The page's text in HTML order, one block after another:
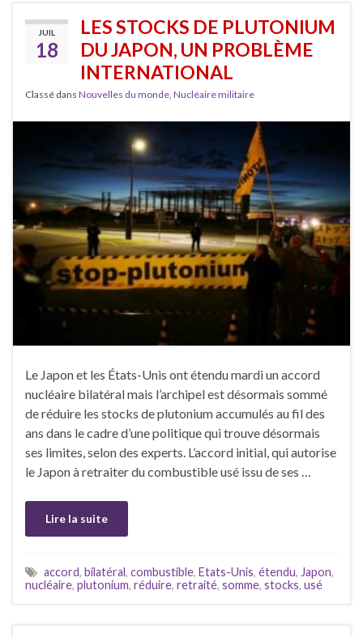
JUIL
18
LES STOCKS DE PLUTONIUM
DU JAPON, UN PROBLÈME
INTERNATIONAL
Classé dans Nouvelles du monde Nucléaire militaire
Le Japon et les États-Unis ont étendu mardi un accord
nucléaire bilatéral mais l’archipel est désormais sommé
de réduire les stocks de plutonium accumulés au fil des
ans dans le cadre d’une politique qui trouve désormais
ses limites, selon des experts. L’accord initial, qui autorise
le Japon à retraiter du combustible usé issu de ses …
Lire la suite
accord, bilatéral, combustible, Etats-Unis, étendu, Japon,
nucléaire, plutonium, réduire, retraité, somme, stocks, usé